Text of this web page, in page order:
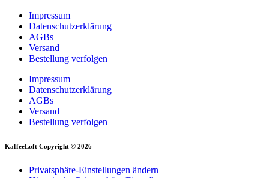
Impressum
Datenschutzerklärung
AGBs
Versand
Bestellung verfolgen
Impressum
Datenschutzerklärung
AGBs
Versand
Bestellung verfolgen
KaffeeLoft Copyright © 2026
Privatsphäre-Einstellungen ändern